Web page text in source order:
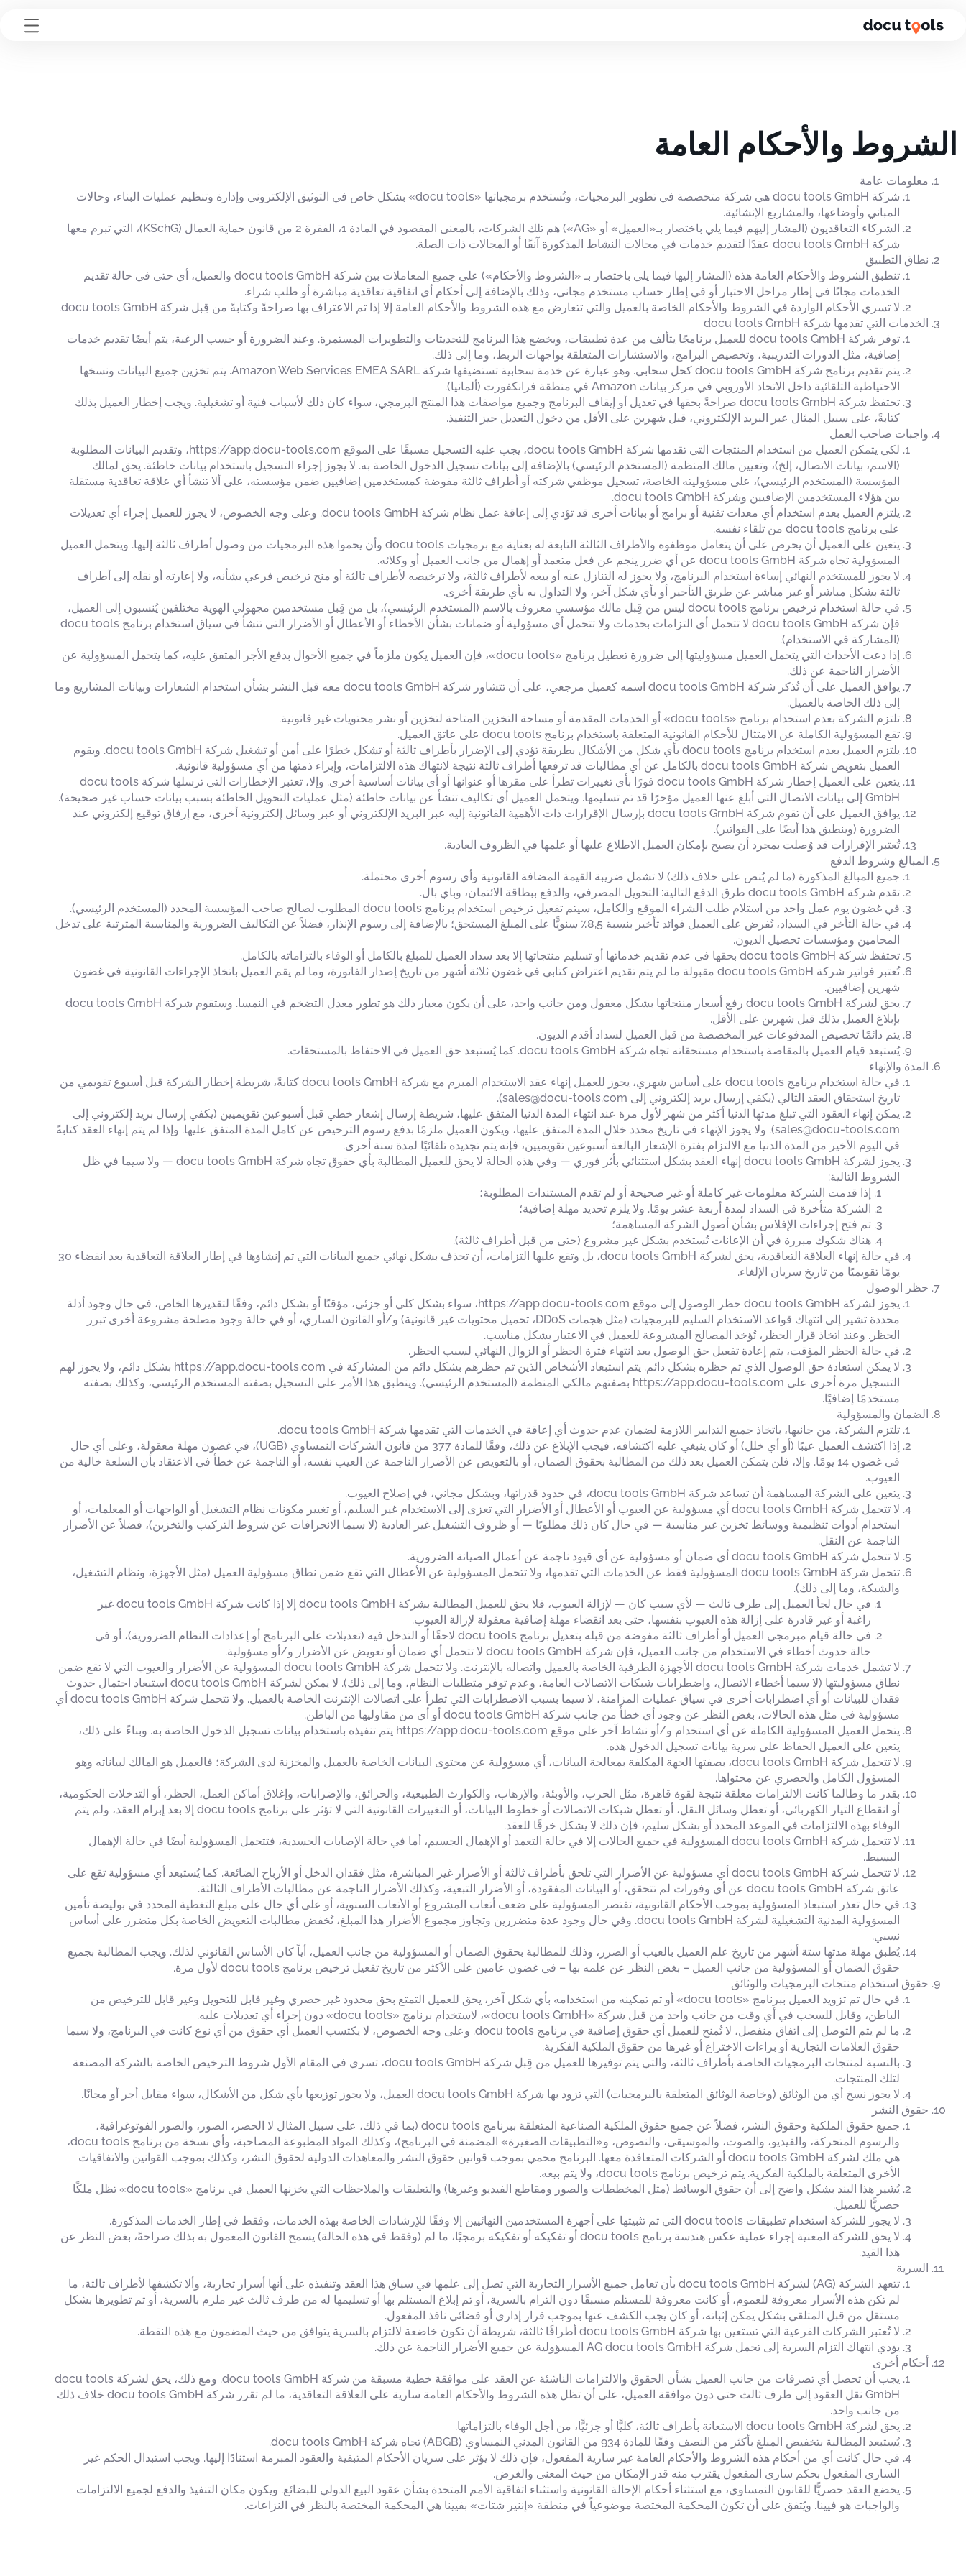
الانتقال إلى محتوى الصفحة
الشروط والأحكام العامة
معلومات عامة
شركة docu tools GmbH هي شركة متخصصة في تطوير البرمجيات، وتُستخدم برمجياتها «docu tools» بشكل خاص في التوثيق الإلكتروني وإدارة وتنظيم عمليات البناء، وحالات
المباني وأوضاعها، والمشاريع الإنشائية.
الشركاء التعاقديون (المشار إليهم فيما يلي باختصار بـ«العميل» أو «AG») هم تلك الشركات، بالمعنى المقصود في المادة 1، الفقرة 2 من قانون حماية العمال (KSchG)، التي تبرم معها
شركة docu tools GmbH عقدًا لتقديم خدمات في مجالات النشاط المذكورة آنفًا أو المجالات ذات الصلة.
نطاق التطبيق
تنطبق الشروط والأحكام العامة هذه (المشار إليها فيما يلي باختصار بـ «الشروط والأحكام») على جميع المعاملات بين شركة docu tools GmbH والعميل، أي حتى في حالة تقديم
الخدمات مجانًا في إطار مراحل الاختبار أو في إطار حساب مستخدم مجاني، وذلك بالإضافة إلى أحكام أي اتفاقية تعاقدية مباشرة أو طلب شراء.
لا تسري الأحكام الواردة في الشروط والأحكام الخاصة بالعميل والتي تتعارض مع هذه الشروط والأحكام العامة إلا إذا تم الاعتراف بها صراحةً وكتابةً من قِبل شركة docu tools GmbH.
الخدمات التي تقدمها شركة docu tools GmbH
توفر شركة docu tools GmbH للعميل برنامجًا يتألف من عدة تطبيقات، ويخضع هذا البرنامج للتحديثات والتطويرات المستمرة. وعند الضرورة أو حسب الرغبة، يتم أيضًا تقديم خدمات
إضافية، مثل الدورات التدريبية، وتخصيص البرامج، والاستشارات المتعلقة بواجهات الربط، وما إلى ذلك.
يتم تقديم برنامج شركة docu tools GmbH كحل سحابي. وهو عبارة عن خدمة سحابية تستضيفها شركة Amazon Web Services EMEA SARL. يتم تخزين جميع البيانات ونسخها
الاحتياطية التلقائية داخل الاتحاد الأوروبي في مركز بيانات Amazon في منطقة فرانكفورت (ألمانيا).
تحتفظ شركة docu tools GmbH صراحةً بحقها في تعديل أو إيقاف البرنامج وجميع مواصفات هذا المنتج البرمجي، سواء كان ذلك لأسباب فنية أو تشغيلية. ويجب إخطار العميل بذلك
كتابةً، على سبيل المثال عبر البريد الإلكتروني، قبل شهرين على الأقل من دخول التعديل حيز التنفيذ.
واجبات صاحب العمل
لكي يتمكن العميل من استخدام المنتجات التي تقدمها شركة docu tools GmbH، يجب عليه التسجيل مسبقًا على الموقع https://app.docu-tools.com، وتقديم البيانات المطلوبة
(الاسم، بيانات الاتصال، إلخ)، وتعيين مالك المنظمة (المستخدم الرئيسي) بالإضافة إلى بيانات تسجيل الدخول الخاصة به. لا يجوز إجراء التسجيل باستخدام بيانات خاطئة. يحق لمالك
المؤسسة (المستخدم الرئيسي)، على مسؤوليته الخاصة، تسجيل موظفي شركته أو أطراف ثالثة مفوضة كمستخدمين إضافيين ضمن مؤسسته، على ألا تنشأ أي علاقة تعاقدية مستقلة
بين هؤلاء المستخدمين الإضافيين وشركة docu tools GmbH.
يلتزم العميل بعدم استخدام أي معدات تقنية أو برامج أو بيانات أخرى قد تؤدي إلى إعاقة عمل نظام شركة docu tools GmbH. وعلى وجه الخصوص، لا يجوز للعميل إجراء أي تعديلات
على برنامج docu tools من تلقاء نفسه.
يتعين على العميل أن يحرص على أن يتعامل موظفوه والأطراف الثالثة التابعة له بعناية مع برمجيات docu tools وأن يحموا هذه البرمجيات من وصول أطراف ثالثة إليها. ويتحمل العميل
المسؤولية تجاه شركة docu tools GmbH عن أي ضرر ينجم عن فعل متعمد أو إهمال من جانب العميل أو وكلائه.
لا يجوز للمستخدم النهائي إساءة استخدام البرنامج، ولا يجوز له التنازل عنه أو بيعه لأطراف ثالثة، ولا ترخيصه لأطراف ثالثة أو منح ترخيص فرعي بشأنه، ولا إعارته أو نقله إلى أطراف
ثالثة بشكل مباشر أو غير مباشر عن طريق التأجير أو بأي شكل آخر، ولا التداول به بأي طريقة أخرى.
في حالة استخدام ترخيص برنامج docu tools ليس من قِبل مالك مؤسسي معروف بالاسم (المستخدم الرئيسي)، بل من قِبل مستخدمين مجهولي الهوية مختلفين يُنسبون إلى العميل،
فإن شركة docu tools GmbH لا تتحمل أي التزامات بخدمات ولا تتحمل أي مسؤولية أو ضمانات بشأن الأخطاء أو الأعطال أو الأضرار التي تنشأ في سياق استخدام برنامج docu tools
(المشاركة في الاستخدام).
إذا دعت الأحداث التي يتحمل العميل مسؤوليتها إلى ضرورة تعطيل برنامج «docu tools»، فإن العميل يكون ملزماً في جميع الأحوال بدفع الأجر المتفق عليه، كما يتحمل المسؤولية عن
الأضرار الناجمة عن ذلك.
يوافق العميل على أن تُذكر شركة docu tools GmbH اسمه كعميل مرجعي، على أن تتشاور شركة docu tools GmbH معه قبل النشر بشأن استخدام الشعارات وبيانات المشاريع وما
إلى ذلك الخاصة بالعميل.
تلتزم الشركة بعدم استخدام برنامج «docu tools» أو الخدمات المقدمة أو مساحة التخزين المتاحة لتخزين أو نشر محتويات غير قانونية.
تقع المسؤولية الكاملة عن الامتثال للأحكام القانونية المتعلقة باستخدام برنامج docu tools على عاتق العميل.
يلتزم العميل بعدم استخدام برنامج docu tools بأي شكل من الأشكال بطريقة تؤدي إلى الإضرار بأطراف ثالثة أو تشكل خطرًا على أمن أو تشغيل شركة docu tools GmbH. ويقوم
العميل بتعويض شركة docu tools GmbH بالكامل عن أي مطالبات قد ترفعها أطراف ثالثة نتيجة لانتهاك هذه الالتزامات، وإبراء ذمتها من أي مسؤولية قانونية.
يتعين على العميل إخطار شركة docu tools GmbH فورًا بأي تغييرات تطرأ على مقرها أو عنوانها أو أي بيانات أساسية أخرى. وإلا، تعتبر الإخطارات التي ترسلها شركة docu tools
GmbH إلى بيانات الاتصال التي أبلغ عنها العميل مؤخرًا قد تم تسليمها. ويتحمل العميل أي تكاليف تنشأ عن بيانات خاطئة (مثل عمليات التحويل الخاطئة بسبب بيانات حساب غير صحيحة).
يوافق العميل على أن تقوم شركة docu tools GmbH بإرسال الإقرارات ذات الأهمية القانونية إليه عبر البريد الإلكتروني أو عبر وسائل إلكترونية أخرى، مع إرفاق توقيع إلكتروني عند
الضرورة (وينطبق هذا أيضًا على الفواتير).
تُعتبر الإقرارات قد وُصلت بمجرد أن يصبح بإمكان العميل الاطلاع عليها أو علمها في الظروف العادية.
المبالغ وشروط الدفع
جميع المبالغ المذكورة (ما لم يُنص على خلاف ذلك) لا تشمل ضريبة القيمة المضافة القانونية وأي رسوم أخرى محتملة.
تقدم شركة docu tools GmbH طرق الدفع التالية: التحويل المصرفي، والدفع ببطاقة الائتمان، وباي بال.
في غضون يوم عمل واحد من استلام طلب الشراء الموقع والكامل، سيتم تفعيل ترخيص استخدام برنامج docu tools المطلوب لصالح صاحب المؤسسة المحدد (المستخدم الرئيسي).
في حالة التأخر في السداد، تُفرض على العميل فوائد تأخير بنسبة 8,5٪ سنويًّا على المبلغ المستحق؛ بالإضافة إلى رسوم الإنذار، فضلاً عن التكاليف الضرورية والمناسبة المترتبة على تدخل
المحامين ومؤسسات تحصيل الديون.
تحتفظ شركة docu tools GmbH بحقها في عدم تقديم خدماتها أو تسليم منتجاتها إلا بعد سداد العميل للمبلغ بالكامل أو الوفاء بالتزاماته بالكامل.
تُعتبر فواتير شركة docu tools GmbH مقبولة ما لم يتم تقديم اعتراض كتابي في غضون ثلاثة أشهر من تاريخ إصدار الفاتورة، وما لم يقم العميل باتخاذ الإجراءات القانونية في غضون
شهرين إضافيين.
يحق لشركة docu tools GmbH رفع أسعار منتجاتها بشكل معقول ومن جانب واحد، على أن يكون معيار ذلك هو تطور معدل التضخم في النمسا. وستقوم شركة docu tools GmbH
بإبلاغ العميل بذلك قبل شهرين على الأقل.
يتم دائمًا تخصيص المدفوعات غير المخصصة من قبل العميل لسداد أقدم الديون.
يُستبعد قيام العميل بالمقاصة باستخدام مستحقاته تجاه شركة docu tools GmbH. كما يُستبعد حق العميل في الاحتفاظ بالمستحقات.
المدة والإنهاء
في حالة استخدام برنامج docu tools على أساس شهري، يجوز للعميل إنهاء عقد الاستخدام المبرم مع شركة docu tools GmbH كتابةً، شريطة إخطار الشركة قبل أسبوع تقويمي من
تاريخ استحقاق العقد التالي (يكفي إرسال بريد إلكتروني إلى sales@docu-tools.com).
يمكن إنهاء العقود التي تبلغ مدتها الدنيا أكثر من شهر لأول مرة عند انتهاء المدة الدنيا المتفق عليها، شريطة إرسال إشعار خطي قبل أسبوعين تقويميين (يكفي إرسال بريد إلكتروني إلى
sales@docu-tools.com). ولا يجوز الإنهاء في تاريخ محدد خلال المدة المتفق عليها، ويكون العميل ملزمًا بدفع رسوم الترخيص عن كامل المدة المتفق عليها. وإذا لم يتم إنهاء العقد كتابةً
في اليوم الأخير من المدة الدنيا مع الالتزام بفترة الإشعار البالغة أسبوعين تقويميين، فإنه يتم تجديده تلقائيًا لمدة سنة أخرى.
يجوز لشركة docu tools GmbH إنهاء العقد بشكل استثنائي بأثر فوري — وفي هذه الحالة لا يحق للعميل المطالبة بأي حقوق تجاه شركة docu tools GmbH — ولا سيما في ظل
الشروط التالية:
إذا قدمت الشركة معلومات غير كاملة أو غير صحيحة أو لم تقدم المستندات المطلوبة؛
الشركة متأخرة في السداد لمدة أربعة عشر يومًا. ولا يلزم تحديد مهلة إضافية؛
تم فتح إجراءات الإفلاس بشأن أصول الشركة المساهمة؛
هناك شكوك مبررة في أن الإعانات تُستخدم بشكل غير مشروع (حتى من قبل أطراف ثالثة).
في حالة إنهاء العلاقة التعاقدية، يحق لشركة docu tools GmbH، بل وتقع عليها التزامات، أن تحذف بشكل نهائي جميع البيانات التي تم إنشاؤها في إطار العلاقة التعاقدية بعد انقضاء 30
يومًا تقويميًا من تاريخ سريان الإلغاء.
حظر الوصول
يجوز لشركة docu tools GmbH حظر الوصول إلى موقع https://app.docu-tools.com، سواء بشكل كلي أو جزئي، مؤقتًا أو بشكل دائم، وفقًا لتقديرها الخاص، في حال وجود أدلة
محددة تشير إلى انتهاك قواعد الاستخدام السليم للبرمجيات (مثل هجمات DDoS، تحميل محتويات غير قانونية) و/أو القانون الساري، أو في حالة وجود مصلحة مشروعة أخرى تبرر
الحظر. وعند اتخاذ قرار الحظر، تُؤخذ المصالح المشروعة للعميل في الاعتبار بشكل مناسب.
في حالة الحظر المؤقت، يتم إعادة تفعيل حق الوصول بعد انتهاء فترة الحظر أو الزوال النهائي لسبب الحظر.
لا يمكن استعادة حق الوصول الذي تم حظره بشكل دائم. يتم استبعاد الأشخاص الذين تم حظرهم بشكل دائم من المشاركة في https://app.docu-tools.com بشكل دائم، ولا يجوز لهم
التسجيل مرة أخرى على https://app.docu-tools.com بصفتهم مالكي المنظمة (المستخدم الرئيسي). وينطبق هذا الأمر على التسجيل بصفته المستخدم الرئيسي، وكذلك بصفته
مستخدمًا إضافيًا.
الضمان والمسؤولية
تلتزم الشركة، من جانبها، باتخاذ جميع التدابير اللازمة لضمان عدم حدوث أي إعاقة في الخدمات التي تقدمها شركة docu tools GmbH.
إذا اكتشف العميل عيبًا (أو أي خلل) أو كان ينبغي عليه اكتشافه، فيجب الإبلاغ عن ذلك، وفقًا للمادة 377 من قانون الشركات النمساوي (UGB)، في غضون مهلة معقولة، وعلى أي حال
في غضون 14 يومًا. وإلا، فلن يتمكن العميل بعد ذلك من المطالبة بحقوق الضمان، أو بالتعويض عن الأضرار الناجمة عن العيب نفسه، أو الناجمة عن خطأ في الاعتقاد بأن السلعة خالية من
العيوب.
يتعين على الشركة المساهمة أن تساعد شركة docu tools GmbH، في حدود قدراتها، وبشكل مجاني، في إصلاح العيوب.
لا تتحمل شركة docu tools GmbH أي مسؤولية عن العيوب أو الأعطال أو الأضرار التي تعزى إلى الاستخدام غير السليم، أو تغيير مكونات نظام التشغيل أو الواجهات أو المعلمات، أو
استخدام أدوات تنظيمية ووسائط تخزين غير مناسبة — في حال كان ذلك مطلوبًا — أو ظروف التشغيل غير العادية (لا سيما الانحرافات عن شروط التركيب والتخزين)، فضلاً عن الأضرار
الناجمة عن النقل.
لا تتحمل شركة docu tools GmbH أي ضمان أو مسؤولية عن أي قيود ناجمة عن أعمال الصيانة الضرورية.
تتحمل شركة docu tools GmbH المسؤولية فقط عن الخدمات التي تقدمها، ولا تتحمل المسؤولية عن الأعطال التي تقع ضمن نطاق مسؤولية العميل (مثل الأجهزة، ونظام التشغيل،
والشبكة، وما إلى ذلك).
في حال لجأ العميل إلى طرف ثالث — لأي سبب كان — لإزالة العيوب، فلا يحق للعميل المطالبة بشركة docu tools GmbH إلا إذا كانت شركة docu tools GmbH غير
راغبة أو غير قادرة على إزالة هذه العيوب بنفسها، حتى بعد انقضاء مهلة إضافية معقولة لإزالة العيوب.
في حالة قيام مبرمجي العميل أو أطراف ثالثة مفوضة من قبله بتعديل برنامج docu tools لاحقًا أو التدخل فيه (تعديلات على البرنامج أو إعدادات النظام الضرورية)، أو في
حالة حدوث أخطاء في الاستخدام من جانب العميل، فإن شركة docu tools GmbH لا تتحمل أي ضمان أو تعويض عن الأضرار و/أو مسؤولية.
لا تشمل خدمات شركة docu tools GmbH الأجهزة الطرفية الخاصة بالعميل واتصاله بالإنترنت. ولا تتحمل شركة docu tools GmbH المسؤولية عن الأضرار والعيوب التي لا تقع ضمن
نطاق مسؤوليتها (لا سيما أخطاء الاتصال، واضطرابات شبكات الاتصالات العامة، وعدم توفر متطلبات النظام، وما إلى ذلك). لا يمكن لشركة docu tools GmbH استبعاد احتمال حدوث
فقدان للبيانات أو أي اضطرابات أخرى في سياق عمليات المزامنة، لا سيما بسبب الاضطرابات التي تطرأ على اتصالات الإنترنت الخاصة بالعميل. ولا تتحمل شركة docu tools GmbH أي
مسؤولية في مثل هذه الحالات، بغض النظر عن وجود أي خطأ من جانب شركة docu tools GmbH أو أي من مقاوليها من الباطن.
يتحمل العميل المسؤولية الكاملة عن أي استخدام و/أو نشاط آخر على موقع https://app.docu-tools.com يتم تنفيذه باستخدام بيانات تسجيل الدخول الخاصة به. وبناءً على ذلك،
يتعين على العميل الحفاظ على سرية بيانات تسجيل الدخول هذه.
لا تتحمل شركة docu tools GmbH، بصفتها الجهة المكلفة بمعالجة البيانات، أي مسؤولية عن محتوى البيانات الخاصة بالعميل والمخزنة لدى الشركة؛ فالعميل هو المالك لبياناته وهو
المسؤول الكامل والحصري عن محتواها.
بقدر ما وطالما كانت الالتزامات معلقة نتيجة لقوة قاهرة، مثل الحرب، والأوبئة، والإرهاب، والكوارث الطبيعية، والحرائق، والإضرابات، وإغلاق أماكن العمل، الحظر، أو التدخلات الحكومية،
أو انقطاع التيار الكهربائي، أو تعطل وسائل النقل، أو تعطل شبكات الاتصالات أو خطوط البيانات، أو التغييرات القانونية التي لا تؤثر على برنامج docu tools إلا بعد إبرام العقد، ولم يتم
الوفاء بهذه الالتزامات في الموعد المحدد أو بشكل سليم، فإن ذلك لا يشكل خرقًا للعقد.
لا تتحمل شركة docu tools GmbH المسؤولية في جميع الحالات إلا في حالة التعمد أو الإهمال الجسيم، أما في حالة الإصابات الجسدية، فتتحمل المسؤولية أيضًا في حالة الإهمال
البسيط.
لا تتحمل شركة docu tools GmbH أي مسؤولية عن الأضرار التي تلحق بأطراف ثالثة أو الأضرار غير المباشرة، مثل فقدان الدخل أو الأرباح الضائعة. كما يُستبعد أي مسؤولية تقع على
عاتق شركة docu tools GmbH عن أي وفورات لم تتحقق، أو البيانات المفقودة، أو الأضرار التبعية، وكذلك الأضرار الناجمة عن مطالبات الأطراف الثالثة.
في حال تعذر استبعاد المسؤولية بموجب الأحكام القانونية، تقتصر المسؤولية على ضعف أتعاب المشروع أو الأتعاب السنوية، أو على أي حال على مبلغ التغطية المحدد في بوليصة تأمين
المسؤولية المدنية التشغيلية لشركة docu tools GmbH. وفي حال وجود عدة متضررين وتجاوز مجموع الأضرار هذا المبلغ، تُخفض مطالبات التعويض الخاصة بكل متضرر على أساس
نسبي.
يُطبق مهلة مدتها ستة أشهر من تاريخ علم العميل بالعيب أو الضرر، وذلك للمطالبة بحقوق الضمان أو المسؤولية من جانب العميل، أياً كان الأساس القانوني لذلك. ويجب المطالبة بجميع
حقوق الضمان أو المسؤولية من جانب العميل – بغض النظر عن علمه بها – في غضون عامين على الأكثر من تاريخ تفعيل ترخيص برنامج docu tools لأول مرة.
حقوق استخدام منتجات البرمجيات والوثائق
في حال تم تزويد العميل ببرنامج «docu tools» أو تم تمكينه من استخدامه بأي شكل آخر، يحق للعميل التمتع بحق محدود غير حصري وغير قابل للتحويل وغير قابل للترخيص من
الباطن، وقابل للسحب في أي وقت من جانب واحد من قبل شركة «docu tools GmbH»، لاستخدام برنامج «docu tools» دون إجراء أي تعديلات عليه.
ما لم يتم التوصل إلى اتفاق منفصل، لا تُمنح للعميل أي حقوق إضافية في برنامج docu tools. وعلى وجه الخصوص، لا يكتسب العميل أي حقوق من أي نوع كانت في البرنامج، ولا سيما
حقوق العلامات التجارية أو براءات الاختراع أو غيرها من حقوق الملكية الفكرية.
بالنسبة لمنتجات البرمجيات الخاصة بأطراف ثالثة، والتي يتم توفيرها للعميل من قِبل شركة docu tools GmbH، تسري في المقام الأول شروط الترخيص الخاصة بالشركة المصنعة
لتلك المنتجات.
لا يجوز نسخ أي من الوثائق (وخاصة الوثائق المتعلقة بالبرمجيات) التي تزود بها شركة docu tools GmbH العميل، ولا يجوز توزيعها بأي شكل من الأشكال، سواء مقابل أجر أو مجانًا.
حقوق النشر
جميع حقوق الملكية وحقوق النشر، فضلاً عن جميع حقوق الملكية الصناعية المتعلقة ببرنامج docu tools (بما في ذلك، على سبيل المثال لا الحصر، الصور، والصور الفوتوغرافية،
والرسوم المتحركة، والفيديو، والصوت، والموسيقى، والنصوص، و«التطبيقات الصغيرة» المضمنة في البرنامج)، وكذلك المواد المطبوعة المصاحبة، وأي نسخة من برنامج docu tools،
هي ملك لشركة docu tools GmbH أو الشركات المتعاقدة معها. البرنامج محمي بموجب قوانين حقوق النشر والمعاهدات الدولية لحقوق النشر، وكذلك بموجب القوانين والاتفاقيات
الأخرى المتعلقة بالملكية الفكرية. يتم ترخيص برنامج docu tools، ولا يتم بيعه.
يُشير هذا البند بشكل واضح إلى أن حقوق الوسائط (مثل المخططات والصور ومقاطع الفيديو وغيرها) والتعليقات والملاحظات التي يخزنها العميل في برنامج «docu tools» تظل ملكًا
حصريًّا للعميل.
لا يجوز للشركة استخدام تطبيقات docu tools التي تم تثبيتها على أجهزة المستخدمين النهائيين إلا وفقًا للإرشادات الخاصة بهذه الخدمات، وفقط في إطار الخدمات المذكورة.
لا يحق للشركة المعنية إجراء عملية عكس هندسة برنامج docu tools أو تفكيكه أو تفكيكه برمجيًا، ما لم (وفقط في هذه الحالة) يسمح القانون المعمول به بذلك صراحةً، بغض النظر عن
هذا القيد.
السرية
تتعهد الشركة (AG) لشركة docu tools GmbH بأن تعامل جميع الأسرار التجارية التي تصل إلى علمها في سياق هذا العقد وتنفيذه على أنها أسرار تجارية، وألا تكشفها لأطراف ثالثة، ما
لم تكن هذه الأسرار معروفة للعموم، أو كانت معروفة للمستلم مسبقًا دون التزام بالسرية، أو تم إبلاغ المستلم بها أو تسليمها له من طرف ثالث غير ملزم بالسرية، أو تم تطويرها بشكل
مستقل من قبل المتلقي بشكل يمكن إثباته، أو كان يجب الكشف عنها بموجب قرار إداري أو قضائي نافذ المفعول.
لا تُعتبر الشركات الفرعية التي تستعين بها شركة docu tools GmbH أطرافًا ثالثة، شريطة أن تكون خاضعة لالتزام بالسرية يتوافق من حيث المضمون مع هذه النقطة.
يؤدي انتهاك التزام السرية إلى تحمل شركة AG docu tools GmbH المسؤولية عن جميع الأضرار الناجمة عن ذلك.
أحكام أخرى
يجب أن تحصل أي تصرفات من جانب العميل بشأن الحقوق والالتزامات الناشئة عن العقد على موافقة خطية مسبقة من شركة docu tools GmbH. ومع ذلك، يحق لشركة docu tools
GmbH نقل العقود إلى طرف ثالث حتى دون موافقة العميل، على أن تظل هذه الشروط والأحكام العامة سارية على العلاقة التعاقدية، ما لم تقرر شركة docu tools GmbH خلاف ذلك
من جانب واحد.
يحق لشركة docu tools GmbH الاستعانة بأطراف ثالثة، كليًّا أو جزئيًّا، من أجل الوفاء بالتزاماتها.
يُستبعد المطالبة بتخفيض المبلغ بأكثر من النصف وفقًا للمادة 934 من القانون المدني النمساوي (ABGB) تجاه شركة docu tools GmbH.
في حال كانت أي من أحكام هذه الشروط والأحكام العامة غير سارية المفعول، فإن ذلك لا يؤثر على سريان الأحكام المتبقية والعقود المبرمة استنادًا إليها. ويجب استبدال الحكم غير
الساري المفعول بحكم ساري المفعول يقترب منه قدر الإمكان من حيث المعنى والغرض.
يخضع العقد حصريًّا للقانون النمساوي، مع استثناء أحكام الإحالة القانونية واستثناء اتفاقية الأمم المتحدة بشأن عقود البيع الدولي للبضائع. ويكون مكان التنفيذ والدفع لجميع الالتزامات
والواجبات هو فيينا. ويُتفق على أن تكون المحكمة المختصة موضوعياً في منطقة «إننير شتات» بفيينا هي المحكمة المختصة بالنظر في النزاعات.